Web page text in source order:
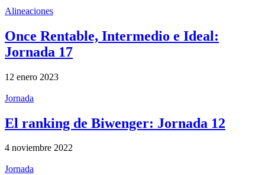
Alineaciones
Once Rentable, Intermedio e Ideal:
Jornada 17
12 enero 2023
Jornada
El ranking de Biwenger: Jornada 12
4 noviembre 2022
Jornada